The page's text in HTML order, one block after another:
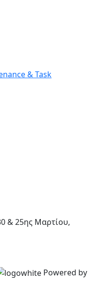
& Task
& 25ης Μαρτίου,
Powered by